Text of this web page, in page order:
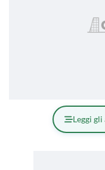
Leggi